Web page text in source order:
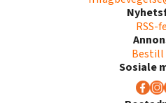
RSS-
Bestill
Sosiale